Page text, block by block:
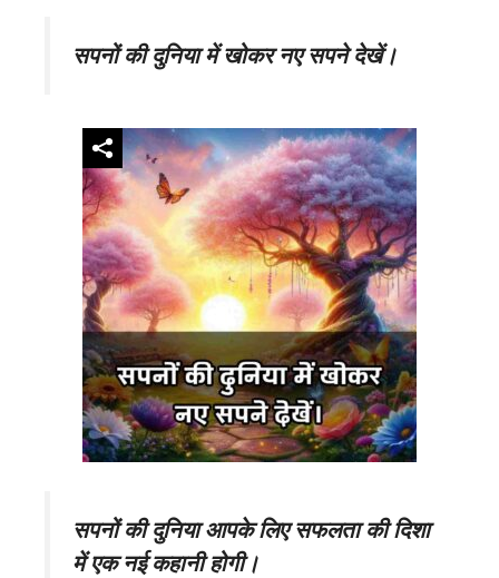
सपनों की दुनिया में खोकर नए सपने देखें।
सपनों की दुनिया आपके लिए सफलता की दिशा
में एक नई कहानी होगी।